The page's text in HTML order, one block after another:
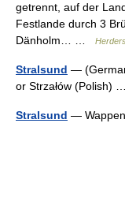
getrennt, auf der
Festlande durch 3
Dänholm… …
Stralsund —
or Strzałów (Polish)
Stralsund —